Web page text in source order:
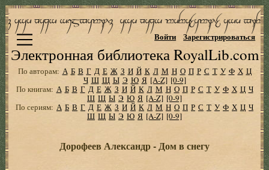
Электронная библиотека RoyalLib.com
Войти Зарегистрироваться
По авторам: А Б В Г Д Е Ж З И Й К Л М Н О П Р С Т У Ф Х Ц
Ч Ш Щ Ы Э Ю Я [A-Z] [0-9]
По книгам: А Б В Г Д Е Ж З И Й К Л М Н О П Р С Т У Ф Х Ц Ч
Ш Щ Ы Э Ю Я [A-Z] [0-9]
По сериям: А Б В Г Д Е Ж З И Й К Л М Н О П Р С Т У Ф Х Ц Ч
Ш Щ Ы Э Ю Я [A-Z] [0-9]
Дорофеев Александр - Дом в снегу